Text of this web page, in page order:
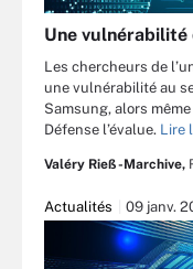
Une vulnérabilité
Les chercheurs de
une vulnérabilité au
Samsung, alors
Défense l’évalue. Lire
Valéry Rieß-Marchive,
Actualités 09 janv.